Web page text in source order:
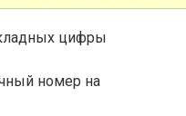
цифры
номер на